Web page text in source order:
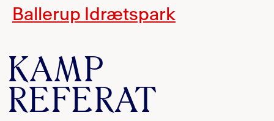
Ballerup Idrætspark
KAMP
REFERAT